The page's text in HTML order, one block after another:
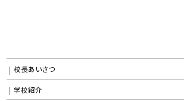
校長あいさつ
学校紹介